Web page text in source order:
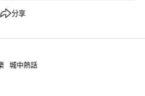
分享
城中熱話